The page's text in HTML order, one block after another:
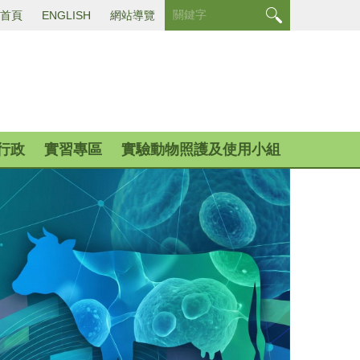
頁 ENGLISH 網站導覽
政 實習專區 實驗動物照護及使用小組